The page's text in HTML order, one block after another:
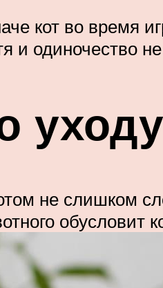
кот во время
и одиночество
уходу
не слишком